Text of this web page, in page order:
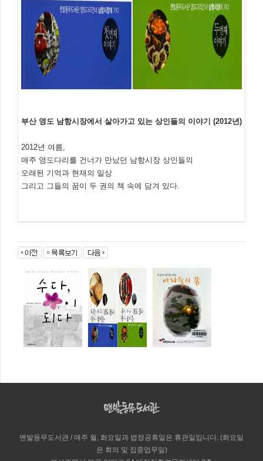
부산 영도 남항시장에서 살아가고 있는 상인들의 이야기 (2012년)
2012년 여름,
매주 영도다리를 건너가 만났던 남항시장 상인들의
오래된 기억과 현재의 일상
그리고 그들의 꿈이 두 권의 책 속에 담겨 있다.
맨발동무도서관 / 매주 월, 화요일과 법정공휴일은 휴관일입니다. (화요일
은 회의 및 집중업무일)